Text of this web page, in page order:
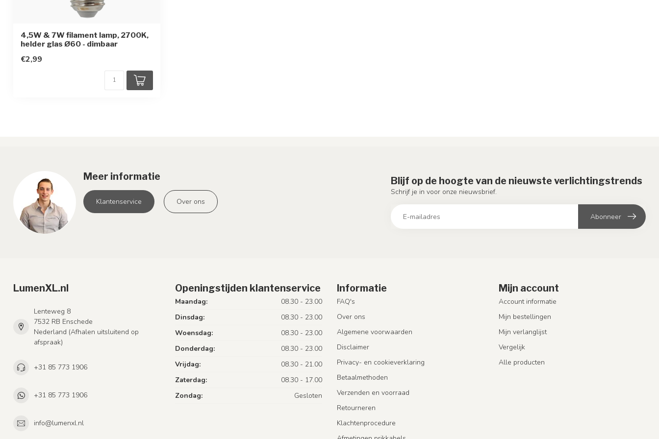
4,5W & 7W filament lamp, 2700K,
helder glas Ø60 - dimbaar
€2,99
Meer informatie
Klantenservice Over ons
Blijf op de hoogte van de nieuwste verlichtingstrends
Schrijf je in voor onze nieuwsbrief.
Abonneer
LumenXL.nl
Lenteweg 8
7532 RB Enschede
Nederland (Afhalen uitsluitend op
afspraak)
+31 85 773 1906
+31 85 773 1906
info@lumenxl.nl
Openingstijden klantenservice
Maandag:
08.30 - 23.00
Dinsdag:
08.30 - 23.00
Woensdag:
08.30 - 23.00
Donderdag:
08.30 - 23.00
Vrijdag:
08.30 - 21.00
Zaterdag:
08.30 - 17.00
Zondag:
Gesloten
Informatie
FAQ's
Over ons
Algemene voorwaarden
Disclaimer
Privacy- en cookieverklaring
Betaalmethoden
Verzenden en voorraad
Retourneren
Klachtenprocedure
Mijn account
Account informatie
Mijn bestellingen
Mijn verlanglijst
Vergelijk
Alle producten